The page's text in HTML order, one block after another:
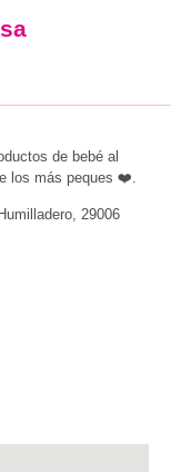
de bebé al
los más peques ❤️.
29006